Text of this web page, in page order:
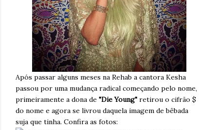
Após passar alguns meses na Rehab a cantora Kesha
passou por uma mudança radical começando pelo nome,
primeiramente a dona de "Die Young" retirou o cifrão $
do nome e agora se livrou daquela imagem de bêbada
suja que tinha. Confira as fotos: